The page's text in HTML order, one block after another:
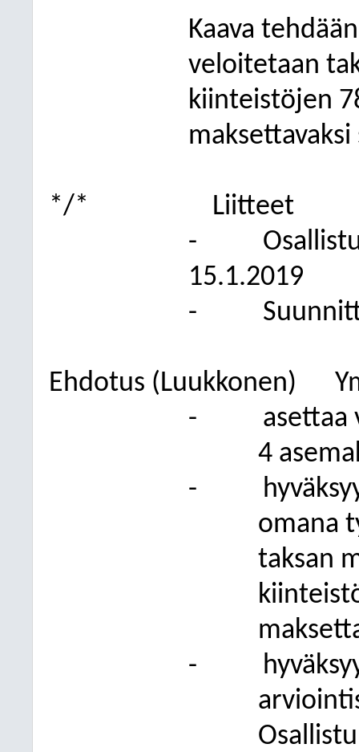
Kaava
veloitetaan
kiinteistöjen
*/*
Liitteet
-
15.1.2019
-
Ehdotus (Luukkonen)
-
4
-
omana
taksan
-